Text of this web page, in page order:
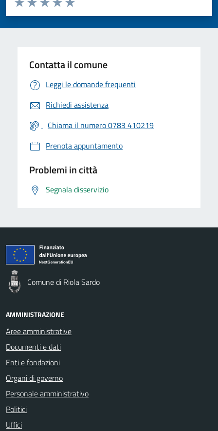
Valuta 5 stelle su 5
Valuta 4 stelle su 5
Valuta 3 stelle su 5
Valuta 2 stelle su 5
Valuta 1 stelle su 5
Contatta il comune
Leggi le domande frequenti
Richiedi assistenza
Chiama il numero 0783 410219
Prenota appuntamento
Problemi in città
Segnala disservizio
Comune di Riola Sardo
AMMINISTRAZIONE
Aree amministrative
Documenti e dati
Enti e fondazioni
Organi di governo
Personale amministrativo
Politici
Uffici